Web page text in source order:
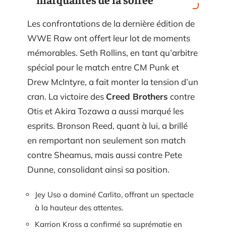
Les confrontations de la dernière édition de
WWE Raw ont offert leur lot de moments
mémorables. Seth Rollins, en tant qu’arbitre
spécial pour le match entre CM Punk et
Drew McIntyre, a fait monter la tension d’un
cran. La victoire des Creed Brothers contre
Otis et Akira Tozawa a aussi marqué les
esprits. Bronson Reed, quant à lui, a brillé
en remportant non seulement son match
contre Sheamus, mais aussi contre Pete
Dunne, consolidant ainsi sa position.
Jey Uso a dominé Carlito, offrant un spectacle
à la hauteur des attentes.
Karrion Kross a confirmé sa suprématie en